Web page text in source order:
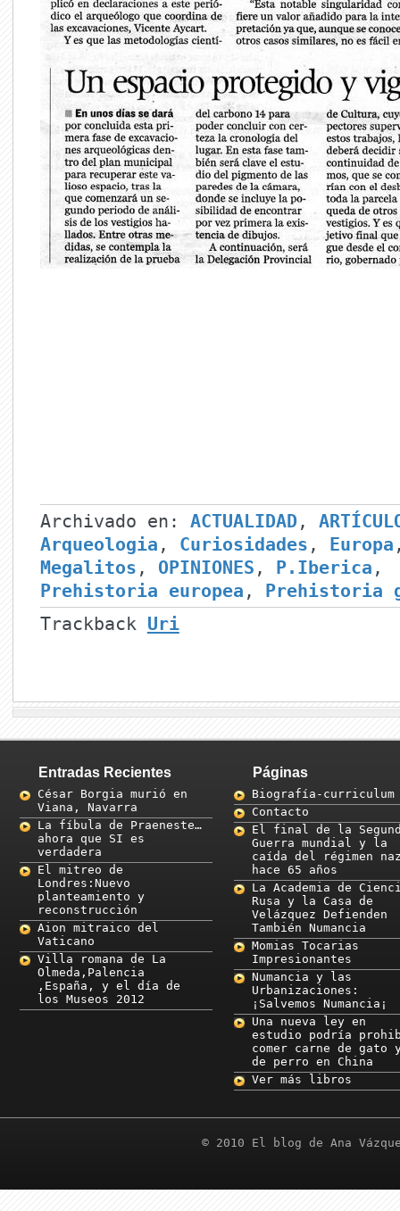
Archivado en: ACTUALIDAD,
Arqueologia , Curiosidades , Europa
Megalitos , OPINIONES , P.Iberica ,
Prehistoria europea , Prehistoria
Trackback Uri
Entradas Recientes
César Borgia murió en
Viana, Navarra
La fíbula de Praeneste…
ahora que SI es
verdadera
El mitreo de
Londres:Nuevo
planteamiento y
reconstrucción
Aion mitraico del
Vaticano
Villa romana de La
Olmeda,Palencia
,España, y el día de
los Museos 2012
Páginas
Biografía-curriculum
Contacto
El final de la
Guerra mundial y la
caída del régimen
hace 65 años
La Academia de
Rusa y la Casa de
Velázquez Defienden
También Numancia
Momias Tocarias
Impresionantes
Numancia y las
Urbanizaciones:
¡Salvemos Numancia¡
Una nueva ley en
estudio podría
comer carne de gato
de perro en China
Ver más libros
© 2010 El blog de Ana